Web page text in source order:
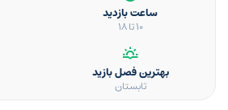
ساعت بازدید
10 تا 18
بهترین فصل بازید
تابستان